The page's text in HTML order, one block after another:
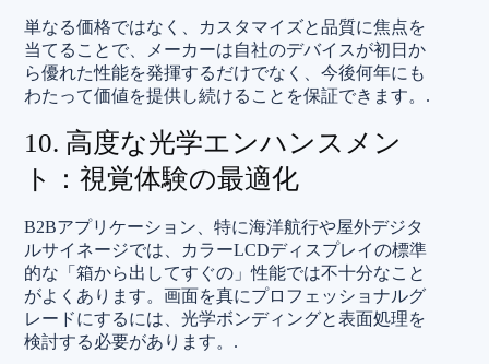
単なる価格ではなく、カスタマイズと品質に焦点を
当てることで、メーカーは自社のデバイスが初日か
ら優れた性能を発揮するだけでなく、今後何年にも
わたって価値を提供し続けることを保証できます。.
10. 高度な光学エンハンスメン
ト：視覚体験の最適化
B2Bアプリケーション、特に海洋航行や屋外デジタ
ルサイネージでは、カラーLCDディスプレイの標準
的な「箱から出してすぐの」性能では不十分なこと
がよくあります。画面を真にプロフェッショナルグ
レードにするには、光学ボンディングと表面処理を
検討する必要があります。.